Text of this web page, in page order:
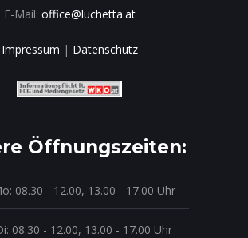
E-Mail: office@luchetta.at
Impressum | Datenschutz
Öffnungszeiten:
08.30 - 12.00, 13.00 - 17.00 Uhr
08.30 - 12.00, 13.00 - 17.00 Uhr